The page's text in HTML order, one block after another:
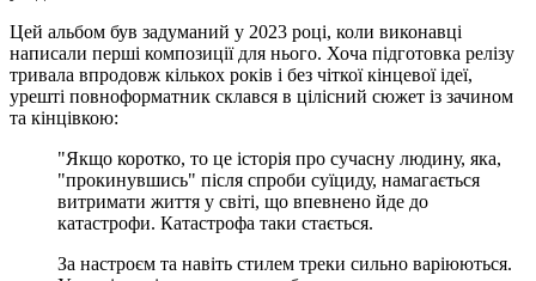
Цей альбом був задуманий у 2023 році, коли виконавці
написали перші композиції для нього. Хоча підготовка релізу
тривала впродовж кількох років і без чіткої кінцевої ідеї,
урешті повноформатник склався в цілісний сюжет із зачином
та кінцівкою:
"Якщо коротко, то це історія про сучасну людину, яка,
"прокинувшись" після спроби суїциду, намагається
витримати життя у світі, що впевнено йде до
катастрофи. Катастрофа таки стається.
За настроєм та навіть стилем треки сильно варіюються.